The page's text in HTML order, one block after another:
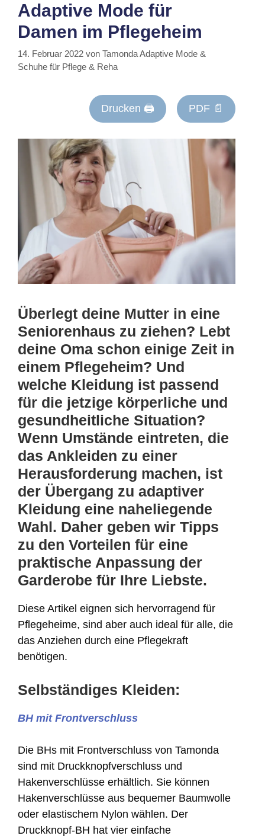
Adaptive Mode für
Damen im Pflegeheim
14. Februar 2022 von Tamonda Adaptive Mode &
Schuhe für Pflege & Reha
Drucken 🖨 PDF 📄
Überlegt deine Mutter in eine
Seniorenhaus zu ziehen? Lebt
deine Oma schon einige Zeit in
einem Pflegeheim? Und
welche Kleidung ist passend
für die jetzige körperliche und
gesundheitliche Situation?
Wenn Umstände eintreten, die
das Ankleiden zu einer
Herausforderung machen, ist
der Übergang zu adaptiver
Kleidung eine naheliegende
Wahl. Daher geben wir Tipps
zu den Vorteilen für eine
praktische Anpassung der
Garderobe für Ihre Liebste.
Diese Artikel eignen sich hervorragend für
Pflegeheime, sind aber auch ideal für alle, die
das Anziehen durch eine Pflegekraft
benötigen.
Selbständiges Kleiden:
BH mit Frontverschluss
Die BHs mit Frontverschluss von Tamonda
sind mit Druckknopfverschluss und
Hakenverschlüsse erhältlich. Sie können
Hakenverschlüsse aus bequemer Baumwolle
oder elastischem Nylon wählen. Der
Druckknopf-BH hat vier einfache